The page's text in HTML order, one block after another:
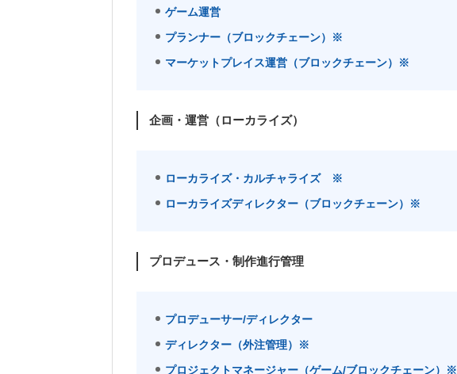
ゲーム運営
プランナー（ブロックチェーン）※
マーケットプレイス運営（ブロックチェーン）※
企画・運営（ローカライズ）
ローカライズ・カルチャライズ ※
ローカライズディレクター（ブロックチェーン）※
プロデュース・制作進行管理
プロデューサー/ディレクター
ディレクター（外注管理）※
プロジェクトマネージャー（ゲーム/ブロックチェーン）※